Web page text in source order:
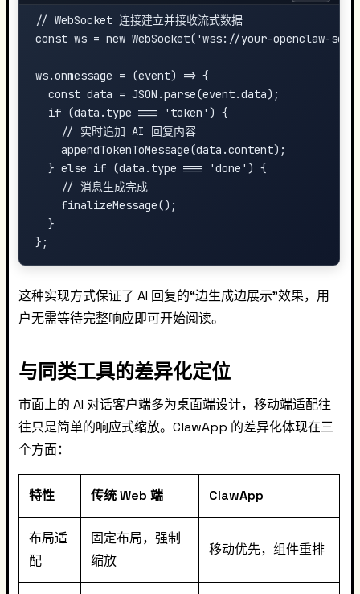
// WebSocket 连接建立并接收流式数据
const ws = new WebSocket('wss://your-openclaw-
ws.onmessage = (event) => {
  const data = JSON.parse(event.data);
  if (data.type === 'token') {
    // 实时追加 AI 回复内容
    appendTokenToMessage(data.content);
  } else if (data.type === 'done') {
    // 消息生成完成
    finalizeMessage();
  }
这种实现方式保证了 AI 回复的“边生成边展示”效果，用
户无需等待完整响应即可开始阅读。
与同类工具的差异化定位
市面上的 AI 对话客户端多为桌面端设计，移动端适配往
往只是简单的响应式缩放。ClawApp 的差异化体现在三
个方面：
特性 传统 Web 端 ClawApp
布局适
配
固定布局，强制
缩放
移动优先，组件重排